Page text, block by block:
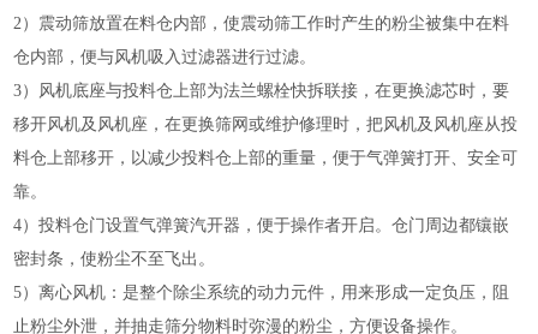
2）震动筛放置在料仓内部，使震动筛工作时产生的粉尘被集中在料
仓内部，便与风机吸入过滤器进行过滤。
3）风机底座与投料仓上部为法兰螺栓快拆联接，在更换滤芯时，要
移开风机及风机座，在更换筛网或维护修理时，把风机及风机座从投
料仓上部移开，以减少投料仓上部的重量，便于气弹簧打开、安全可
靠。
4）投料仓门设置气弹簧汽开器，便于操作者开启。仓门周边都镶嵌
密封条，使粉尘不至飞出。
5）离心风机：是整个除尘系统的动力元件，用来形成一定负压，阻
止粉尘外泄，并抽走筛分物料时弥漫的粉尘，方便设备操作。